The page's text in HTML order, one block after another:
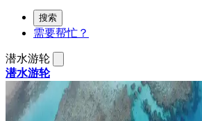
搜索
需要帮忙？
潜水游轮
潜水游轮